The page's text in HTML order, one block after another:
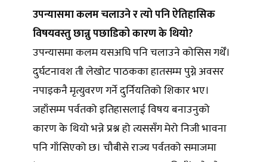
उपन्यासमा कलम चलाउने र त्यो पनि ऐतिहासिक
विषयवस्तु छान्नु पछाडिको कारण के थियो?
उपन्यासमा कलम यसअघि पनि चलाउने कोसिस गर्थेँ।
दुर्घटनावश ती लेखोट पाठकका हातसम्म पुग्ने अवसर
नपाइकनै मृत्युवरण गर्ने दुर्नियतिको शिकार भए।
जहाँसम्म पर्वतको इतिहासलाई विषय बनाउनुको
कारण के थियो भन्ने प्रश्न हो त्यससँग मेरो निजी भावना
पनि गाँसिएको छ। चौबीसे राज्य पर्वतको समाजमा